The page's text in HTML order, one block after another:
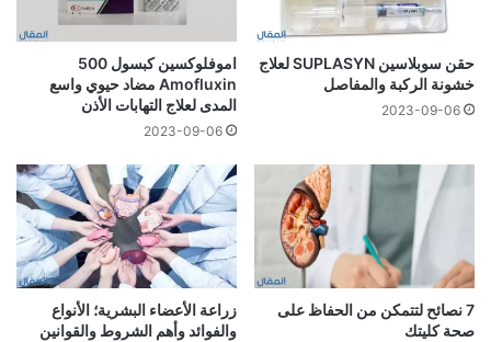
حقن سوبلاسين SUPLASYN لعلاج
خشونة الركبة والمفاصل
2023-09-06
اموفلوكسين كبسول 500
Amofluxin مضاد حيوي واسع
المدى لعلاج التهابات الأذن
2023-09-06
7 نصائح لتتمكن من الحفاظ على
صحة كليتك
زراعة الأعضاء البشرية؛ الأنواع
والفوائد وأهم الشروط والقوانين